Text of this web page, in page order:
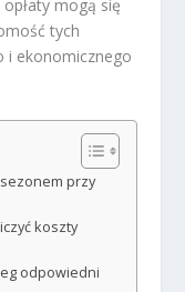
mogą się
tych
i ekonomicznego
przy
koszty
odpowiedni